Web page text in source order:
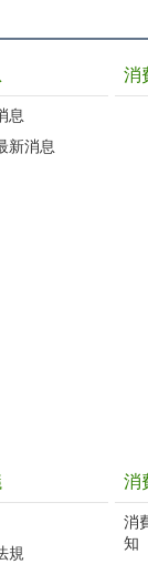
息
新消息
消
規
消
消
知